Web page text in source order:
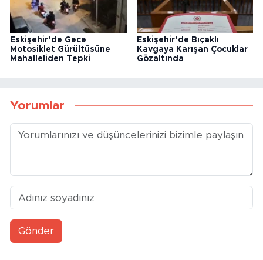
Eskişehir’de Gece
Motosiklet Gürültüsüne
Mahalleliden Tepki
Eskişehir’de Bıçaklı
Kavgaya Karışan Çocuklar
Gözaltında
Yorumlar
Gönder